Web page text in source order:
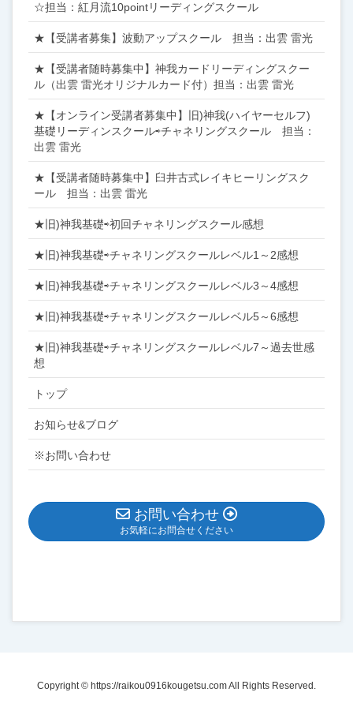
☆担当：紅月流10pointリーディングスクール
★【受講者募集】波動アップスクール 担当：出雲 雷光
★【受講者随時募集中】神我カードリーディングスクー
ル（出雲 雷光オリジナルカード付）担当：出雲 雷光
★【オンライン受講者募集中】旧)神我(ハイヤーセルフ)
基礎リーディンスクール⇨チャネリングスクール 担当：
出雲 雷光
★【受講者随時募集中】臼井古式レイキヒーリングスク
ール 担当：出雲 雷光
★旧)神我基礎⇨初回チャネリングスクール感想
★旧)神我基礎⇨チャネリングスクールレベル1～2感想
★旧)神我基礎⇨チャネリングスクールレベル3～4感想
★旧)神我基礎⇨チャネリングスクールレベル5～6感想
★旧)神我基礎⇨チャネリングスクールレベル7～過去世感
想
トップ
お知らせ&ブログ
※お問い合わせ
お問い合わせ
お気軽にお問合せください
Copyright © https://raikou0916kougetsu.com All Rights Reserved.